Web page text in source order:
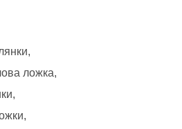
ложка,